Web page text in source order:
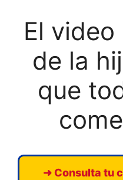
El
de la
que
➜ Consulta tu